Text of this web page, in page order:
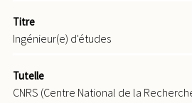
Titre
Ingénieur(e) d'études
Tutelle
CNRS (Centre National de la